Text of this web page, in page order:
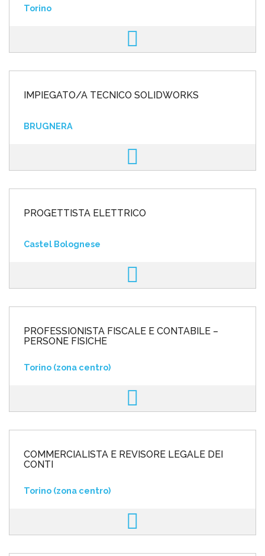
Torino
IMPIEGATO/A TECNICO SOLIDWORKS
BRUGNERA
PROGETTISTA ELETTRICO
Castel Bolognese
PROFESSIONISTA FISCALE E CONTABILE –
PERSONE FISICHE
Torino (zona centro)
COMMERCIALISTA E REVISORE LEGALE DEI
CONTI
Torino (zona centro)